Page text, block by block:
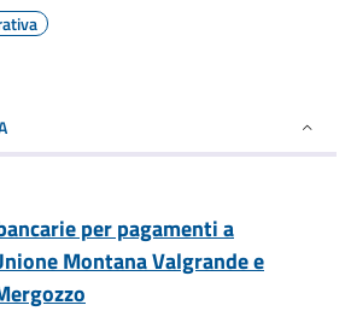
per pagamenti a
Montana Valgrande e